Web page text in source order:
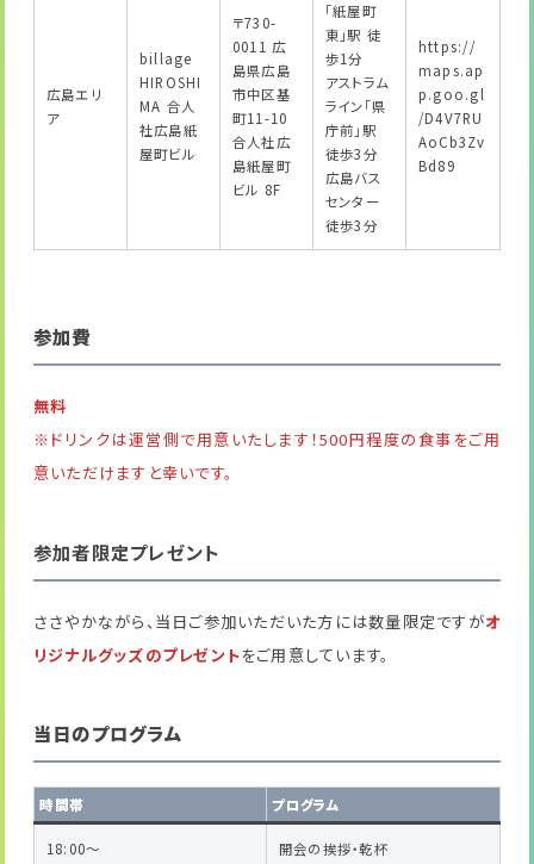
広島エリ
ア
billage
HIROSHI
MA 合人
社広島紙
屋町ビル
〒730-
0011 広
島県広島
市中区基
町11-10
合人社広
島紙屋町
ビル 8F
「紙屋町
東」駅 徒
歩1分
アストラム
ライン「県
庁前」駅
徒歩3分
広島バス
センター
徒歩3分
https://
maps.ap
p.goo.gl
/D4V7RU
AoCb3Zv
Bd89
参加費
無料
※ドリンクは運営側で用意いたします！500円程度の食事をご用
意いただけますと幸いです。
参加者限定プレゼント
ささやかながら、当日ご参加いただいた方には数量限定ですがオ
リジナルグッズのプレゼントをご用意しています。
当日のプログラム
時間帯 プログラム
18:00～ 開会の挨拶・乾杯